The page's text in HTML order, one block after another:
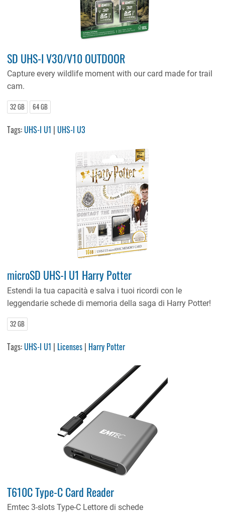
SD UHS-I V30/V10 OUTDOOR
Capture every wildlife moment with our card made for trail
cam.
32 GB 64 GB
Tags:UHS-I U1 |UHS-I U3
microSD UHS-I U1 Harry Potter
Estendi la tua capacità e salva i tuoi ricordi con le
leggendarie schede di memoria della saga di Harry Potter!
32 GB
Tags:UHS-I U1 | Licenses | Harry Potter
T610C Type-C Card Reader
Emtec 3-slots Type-C Lettore di schede